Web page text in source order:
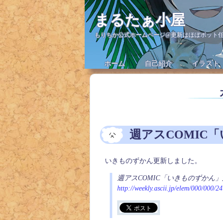
まるたぁ小屋
もりちか公式ホームページ@更新はほぼボット
ホーム 自己紹介 イラスト
週アスCOMIC「
いきものずかん更新しました。
週アスCOMIC「いきものずかん
http://weekly.ascii.jp/elem/000/000/